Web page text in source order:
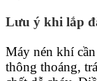
Lưu ý khi lắp
Máy nén khí
thông thoáng,